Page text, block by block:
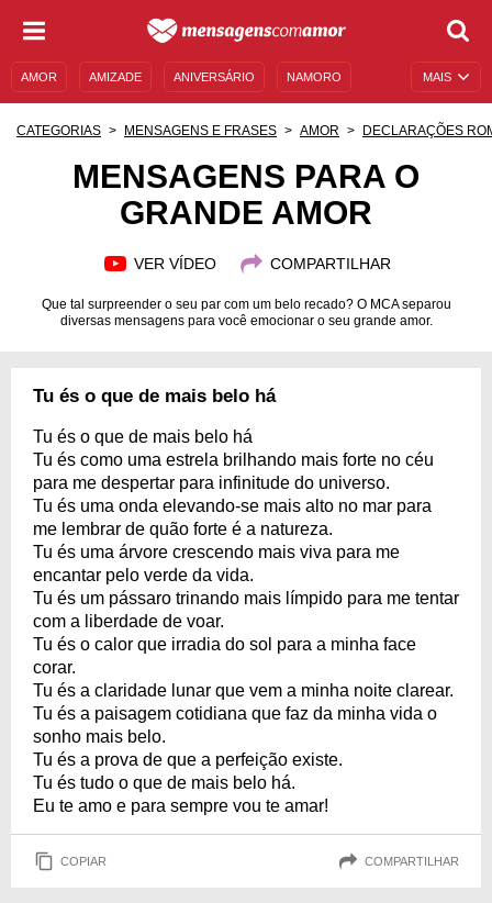
MAIS
AMOR AMIZADE ANIVERSÁRIO NAMORO
MENSAGENS E FRASES MENSAGENS DE ANIVERSÁRIO
CATEGORIAS MENSAGENS E FRASES AMOR DECLARAÇÕES
MENSAGENS PARA O
GRANDE AMOR
VER VÍDEO COMPARTILHAR
Que tal surpreender o seu par com um belo recado? O MCA separou
diversas mensagens para você emocionar o seu grande amor.
Tu és o que de mais belo há
Tu és o que de mais belo há
Tu és como uma estrela brilhando mais forte no céu
para me despertar para infinitude do universo.
Tu és uma onda elevando-se mais alto no mar para
me lembrar de quão forte é a natureza.
Tu és uma árvore crescendo mais viva para me
encantar pelo verde da vida.
Tu és um pássaro trinando mais límpido para me tentar
com a liberdade de voar.
Tu és o calor que irradia do sol para a minha face
corar.
Tu és a claridade lunar que vem a minha noite clarear.
Tu és a paisagem cotidiana que faz da minha vida o
sonho mais belo.
Tu és a prova de que a perfeição existe.
Tu és tudo o que de mais belo há.
Eu te amo e para sempre vou te amar!
COPIAR COMPARTILHAR